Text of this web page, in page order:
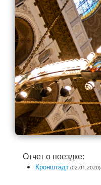
Отчет о поездке:
Кронштадт (02.01.2020)